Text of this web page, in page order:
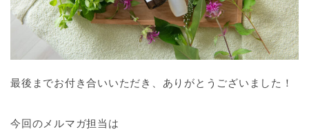
最後までお付き合いいただき、ありがとうございました！
今回のメルマガ担当は